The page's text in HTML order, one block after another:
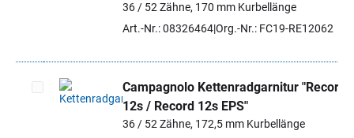
36 / 52 Zähne, 170 mm Kurbellänge
Art.-Nr.: 08326464Org.-Nr.: FC19-RE12062
Artikel auswählen
Campagnolo Kettenradgarnitur "Record
12s / Record 12s EPS"
36 / 52 Zähne, 172,5 mm Kurbellänge